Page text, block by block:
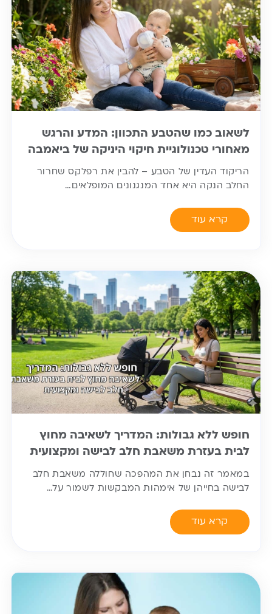
לשאוב כמו שהטבע התכוון: המדע והרגש
מאחורי טכנולוגיית חיקוי היניקה של ביאמבה
הריקוד העדין של הטבע – להבין את רפלקס שחרור
החלב הנקה היא אחד המנגנונים המופלאים…
קרא עוד
חופש ללא גבולות: המדריך לשאיבה מחוץ
לבית בעזרת משאבת חלב לבישה ומקצועית
במאמר זה נבחן את המהפכה שחוללה משאבת חלב
לבישה בחייהן של אימהות המבקשות לשמור על…
קרא עוד